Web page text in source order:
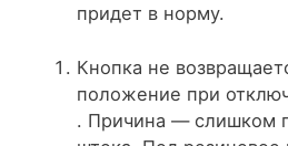
придет в норму.
Кнопка не
положение при
. Причина — слишком